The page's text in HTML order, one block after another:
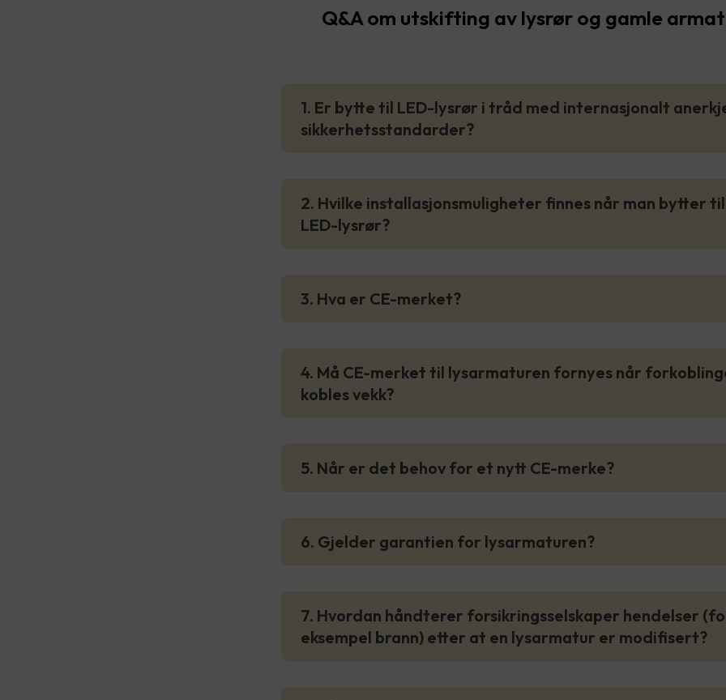
Q&A om utskifting av lysrør og gamle
1. Er bytte til LED-lysrør i tråd med internasjonalt
sikkerhetsstandarder?
2. Hvilke installasjonsmuligheter finnes når man bytter til
LED-lysrør?
3. Hva er CE-merket?
4. Må CE-merket til lysarmaturen fornyes når
kobles vekk?
5. Når er det behov for et nytt CE-merke?
6. Gjelder garantien for lysarmaturen?
7. Hvordan håndterer forsikringsselskaper hendelser
eksempel brann) etter at en lysarmatur er modifisert?